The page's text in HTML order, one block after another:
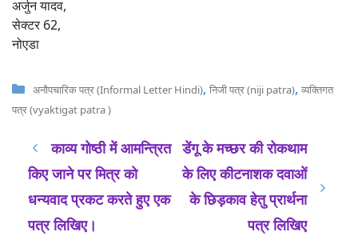
अर्जुन यादव,
सेक्टर 62,
नोएडा
Categories
अनौपचारिक पत्र (Informal Letter Hindi), निजी पत्र (niji patra), व्यक्तिगत
पत्र (vyaktigat patra )
काव्य गोष्ठी में आमन्त्रित
किए जाने पर मित्र को
धन्यवाद प्रकट करते हुए एक
पत्र लिखिए।
डेंगू के मच्छर की रोकथाम
के लिए कीटनाशक दवाओं
के छिड़काव हेतु प्रार्थना
पत्र लिखिए